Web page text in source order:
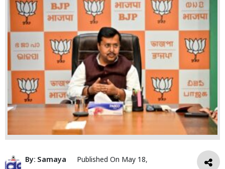
By: Samaya
Published On May 18,